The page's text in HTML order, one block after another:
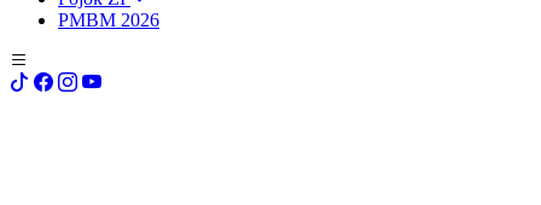
PMBM 2026